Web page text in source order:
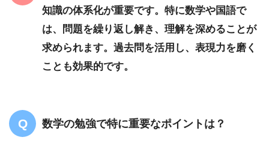
知識の体系化が重要です。特に数学や国語で
は、問題を繰り返し解き、理解を深めることが
求められます。過去問を活用し、表現力を磨く
ことも効果的です。
数学の勉強で特に重要なポイントは？